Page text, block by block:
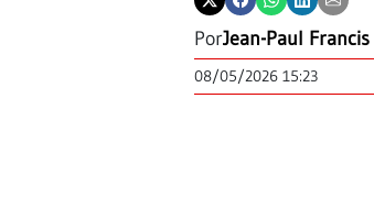
PorJean-Paul
08/05/2026 15:23